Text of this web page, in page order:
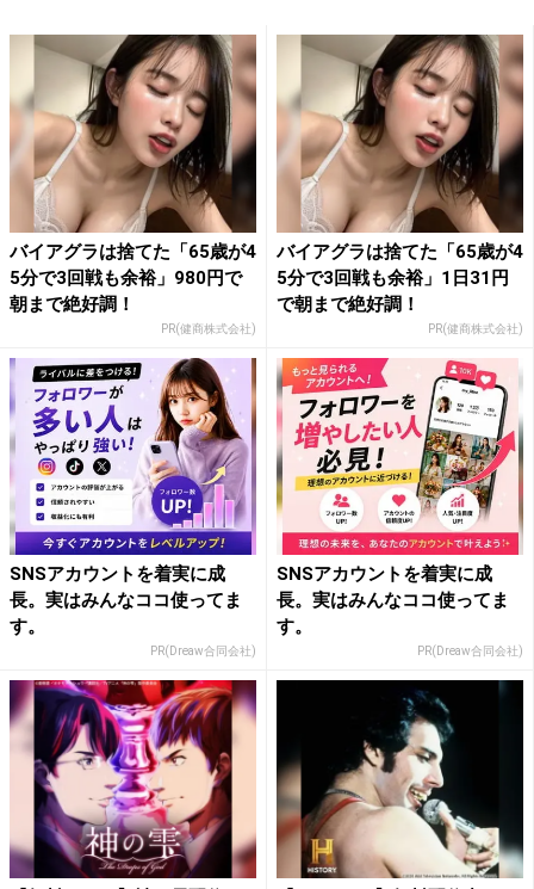
バイアグラは捨てた「65歳が4
5分で3回戦も余裕」980円で
朝まで絶好調！
PR(健商株式会社)
バイアグラは捨てた「65歳が4
5分で3回戦も余裕」1日31円
で朝まで絶好調！
PR(健商株式会社)
SNSアカウントを着実に成
長。実はみんなココ使ってま
す。
PR(Dreaw合同会社)
SNSアカウントを着実に成
長。実はみんなココ使ってま
す。
PR(Dreaw合同会社)